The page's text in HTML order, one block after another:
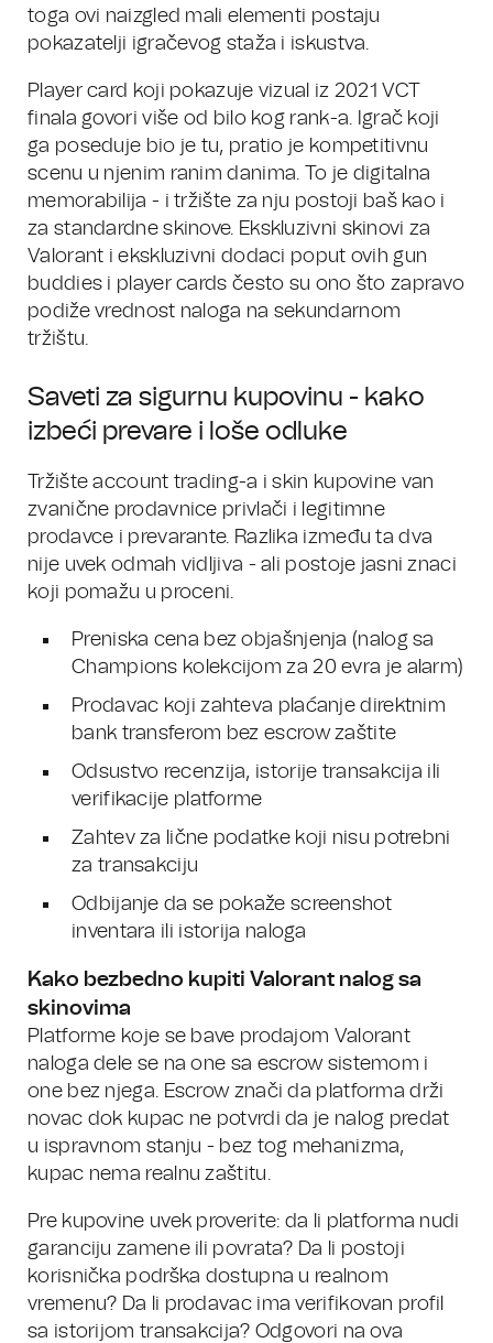
toga ovi naizgled mali elementi postaju
pokazatelji igračevog staža i iskustva.
Player card koji pokazuje vizual iz 2021 VCT
finala govori više od bilo kog rank-a. Igrač koji
ga poseduje bio je tu, pratio je kompetitivnu
scenu u njenim ranim danima. To je digitalna
memorabilija - i tržište za nju postoji baš kao i
za standardne skinove. Ekskluzivni skinovi za
Valorant i ekskluzivni dodaci poput ovih gun
buddies i player cards često su ono što zapravo
podiže vrednost naloga na sekundarnom
tržištu.
Saveti za sigurnu kupovinu - kako
izbeći prevare i loše odluke
Tržište account trading-a i skin kupovine van
zvanične prodavnice privlači i legitimne
prodavce i prevarante. Razlika između ta dva
nije uvek odmah vidljiva - ali postoje jasni znaci
koji pomažu u proceni.
Preniska cena bez objašnjenja (nalog sa
Champions kolekcijom za 20 evra je alarm)
Prodavac koji zahteva plaćanje direktnim
bank transferom bez escrow zaštite
Odsustvo recenzija, istorije transakcija ili
verifikacije platforme
Zahtev za lične podatke koji nisu potrebni
za transakciju
Odbijanje da se pokaže screenshot
inventara ili istorija naloga
Kako bezbedno kupiti Valorant nalog sa
skinovima
Platforme koje se bave prodajom Valorant
naloga dele se na one sa escrow sistemom i
one bez njega. Escrow znači da platforma drži
novac dok kupac ne potvrdi da je nalog predat
u ispravnom stanju - bez tog mehanizma,
kupac nema realnu zaštitu.
Pre kupovine uvek proverite: da li platforma nudi
garanciju zamene ili povrata? Da li postoji
korisnička podrška dostupna u realnom
vremenu? Da li prodavac ima verifikovan profil
sa istorijom transakcija? Odgovori na ova